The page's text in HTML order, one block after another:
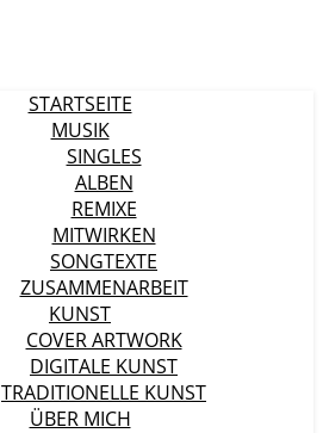
STARTSEITE
MUSIK
SINGLES
ALBEN
REMIXE
MITWIRKEN
SONGTEXTE
ZUSAMMENARBEIT
KUNST
COVER ARTWORK
DIGITALE KUNST
TRADITIONELLE KUNST
ÜBER MICH